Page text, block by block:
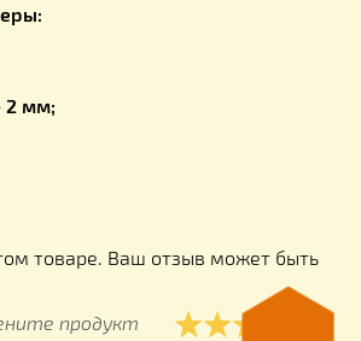
2 мм;
товаре. Ваш отзыв может быть
продукт